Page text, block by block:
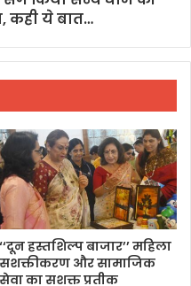
कही ये बात…
‘‘दून हस्तशिल्प बाजार’’ महिला
सशक्तीकरण और सामाजिक
सेवा का सशक्त प्रतीक